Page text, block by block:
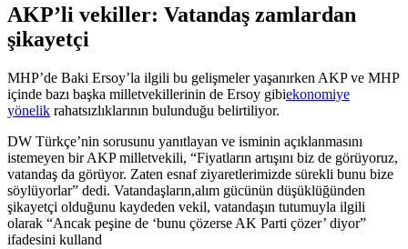
AKP’li vekiller: Vatandaş zamlardan
şikayetçi
MHP’de Baki Ersoy’la ilgili bu gelişmeler yaşanırken AKP ve MHP
içinde bazı başka milletvekillerinin de Ersoy gibiekonomiye
yönelik rahatsızlıklarının bulunduğu belirtiliyor.
DW Türkçe’nin sorusunu yanıtlayan ve isminin açıklanmasını
istemeyen bir AKP milletvekili, “Fiyatların artışını biz de görüyoruz,
vatandaş da görüyor. Zaten esnaf ziyaretlerimizde sürekli bunu bize
söylüyorlar” dedi. Vatandaşların,alım gücünün düşüklüğünden
şikayetçi olduğunu kaydeden vekil, vatandaşın tutumuyla ilgili
olarak “Ancak peşine de ‘bunu çözerse AK Parti çözer’ diyor”
ifadesini kulland